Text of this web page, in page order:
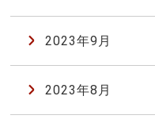
2023年9月
2023年8月